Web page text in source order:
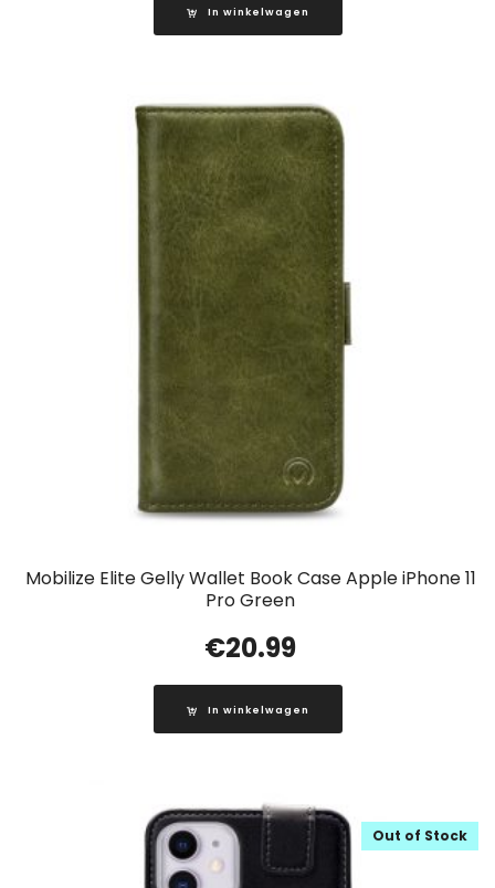
In winkelwagen
Mobilize Elite Gelly Wallet Book Case Apple iPhone 11
Pro Green
€20.99
In winkelwagen
Out of Stock